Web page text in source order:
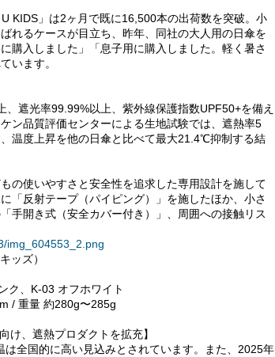
KIDS」は2ヶ月で既に16,500本の出荷数を突破。小
れるケースが目立ち、昨年、同社の大人用の日傘を
購入しました」「息子用に購入しました。軽く暑さ
います。
、遮光率99.99%以上、紫外線保護指数UPF50+を備え
ン品質評価センターによる生地試験では、遮熱率5
温度上昇を他の日傘と比べて最大21.4℃抑制する結
の使いやすさと安全性を追求した専用設計を施して
「反射テープ（パイピング）」を施したほか、小さ
手開き式（安全カバー付き）」、周囲への接触リス
img_604553_2.png
ッズ）
ク、K-03 オフホワイト
/ 重量 約280g〜285g
け、遮熱プロダクトを拡充】
全国的に高い見込みとされています。また、2025年